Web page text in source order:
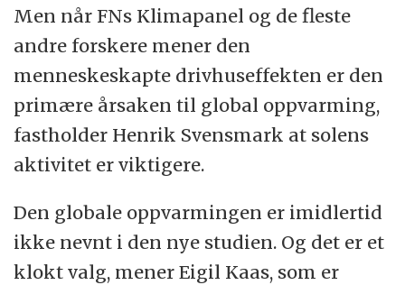
Men når FNs Klimapanel og de fleste
andre forskere mener den
menneskeskapte drivhuseffekten er den
primære årsaken til global oppvarming,
fastholder Henrik Svensmark at solens
aktivitet er viktigere.
Den globale oppvarmingen er imidlertid
ikke nevnt i den nye studien. Og det er et
klokt valg, mener Eigil Kaas, som er